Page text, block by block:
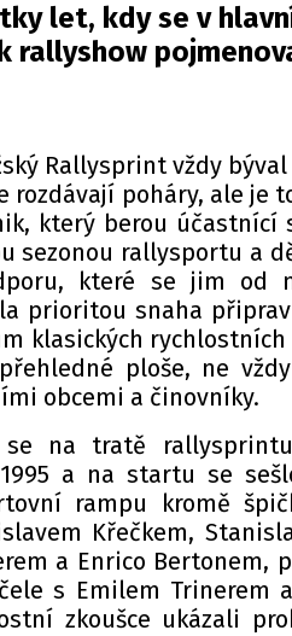
let, kdy se v
rallyshow
Rallysprint vždy
rozdávají poháry, ale je
který berou účastnící
sezonou rallysportu a
které se jim od
prioritou snaha
klasických rychlostních
ploše, ne
obcemi a činovníky.
se na tratě
a na startu se
rampu kromě
Křečkem,
a Enrico Bertonem,
s Emilem Trinerem
zkoušce ukázali